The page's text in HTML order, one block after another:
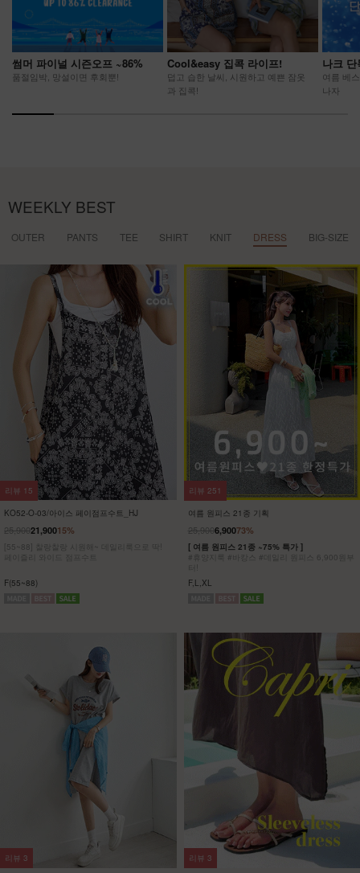
썸머 파이널 시즌오프 ~86%
품절임박, 망설이면 후회뿐!
Cool&easy 집콕 라이프!
덥고 습한 날씨, 시원하고 예쁜 잠옷
과 집콕!
나크
여름 베
나자
WEEKLY BEST
OUTER PANTS TEE SHIRT KNIT DRESS BIG-SIZE
KO52-O-03/아이스 페이점프수트_HJ
15%
25,90021,900
[55~88] 찰랑찰랑 시원해~ 데일리룩으로 딱!
페이즐리 와이드 점프수트
F(55~88)
리뷰 15
여름 원피스 21종 기획
73%
25,9006,900
[ 여름 원피스 21종 ~75% 특가 ]
#휴양지룩 #바캉스 #데일리 원피스 6,900원부
F,L,XL
리뷰 251
리뷰 3
리뷰 3